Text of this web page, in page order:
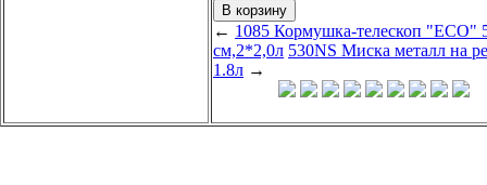
← 1085 Кормушка-телескоп "ECO"
см,2*2,0л 530NS Миска металл на
1.8л →